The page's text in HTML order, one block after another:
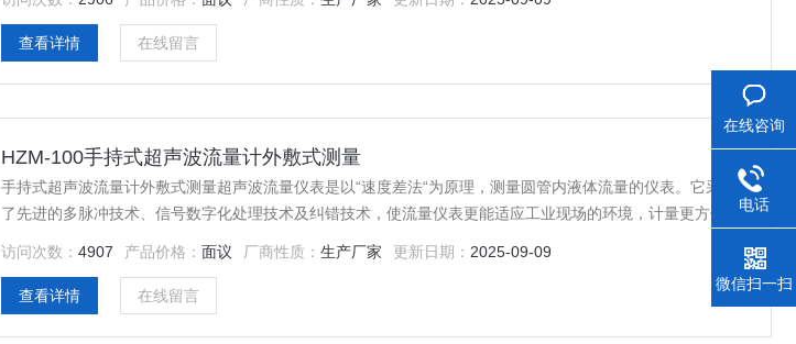
查看详情 在线留言
HZM-100手持式超声波流量计外敷式测量
手持式超声波流量计外敷式测量超声波流量仪表是以“速度差法“为原理，测量圆管内液体流量的仪表。它采用
了先进的多脉冲技术、信号数字化处理技术及纠错技术，使流量仪表更能适应工业现场的环境，计量更方便、
访问次数： 4907 产品价格： 面议 厂商性质： 生产厂家 更新日期： 2025-09-09
查看详情 在线留言
在线咨询
电话
微信扫一扫